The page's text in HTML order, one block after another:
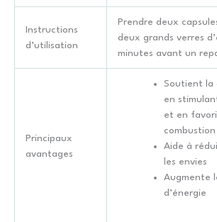
Instructions
d’utilisation
Prendre deux
deux grands verres
minutes avant un
Principaux
avantages
Soutient la
en
et en
combustion
Aide à
les envies
Augmente
d’énergie